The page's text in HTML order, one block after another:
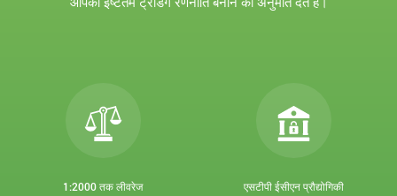
1:2000 तक लीवरेज एसटीपी ईसीएन प्रौद्योगिकी